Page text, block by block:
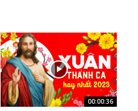
00:00:36